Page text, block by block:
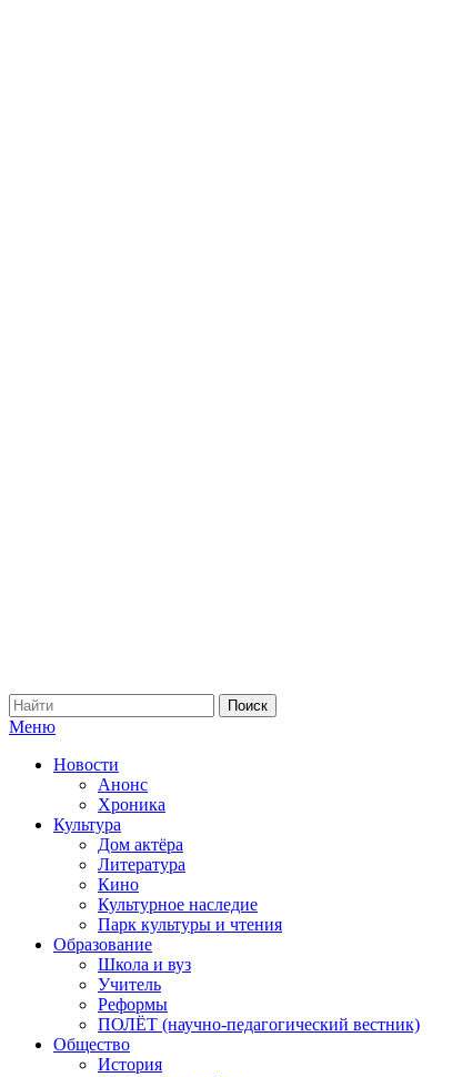
Меню
Новости
Анонс
Хроника
Культура
Дом актёра
Литература
Кино
Культурное наследие
Парк культуры и чтения
Образование
Школа и вуз
Учитель
Реформы
ПОЛЁТ (научно-педагогический вестник)
Общество
История